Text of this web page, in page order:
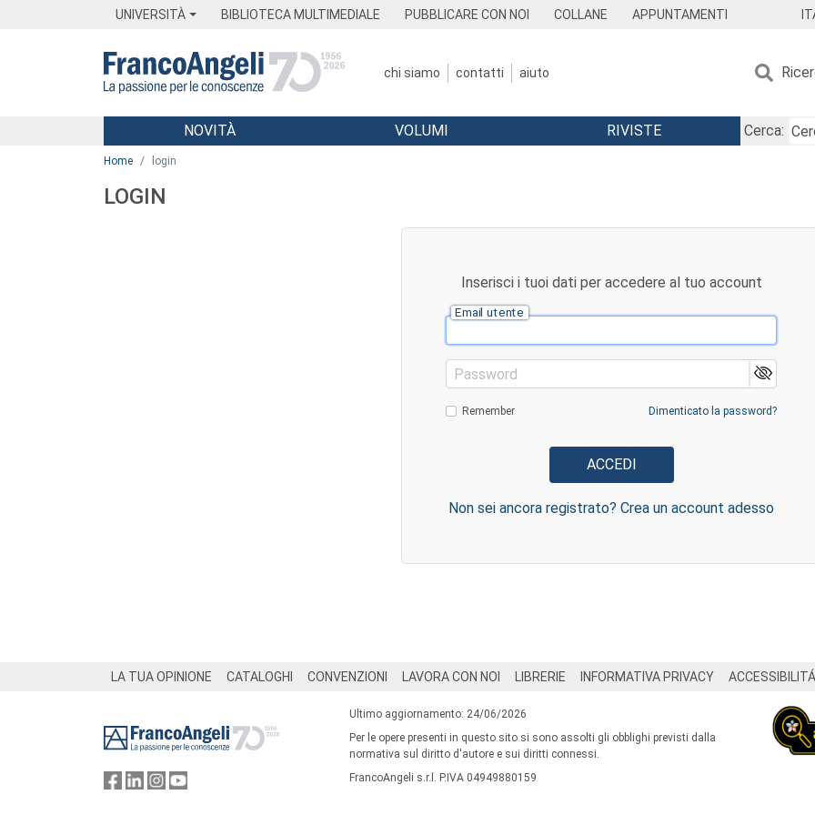
UNIVERSITÀ BIBLIOTECA MULTIMEDIALE PUBBLICARE CON NOI COLLANE APPUNTAMENTI
chi siamo contatti aiuto
Menu
NOVITÀ VOLUMI RIVISTE
Cerca:
Home login
LOGIN
Inserisci i tuoi dati per accedere al tuo account
Email utente
Password
Remember Dimenticato la password?
Non sei ancora registrato? Crea un account adesso
LA TUA OPINIONE CATALOGHI CONVENZIONI LAVORA CON NOI LIBRERIE INFORMATIVA PRIVACY ACCESSIBILITÁ
Ultimo aggiornamento: 24/06/2026
Per le opere presenti in questo sito si sono assolti gli obblighi previsti dalla
normativa sul diritto d'autore e sui diritti connessi.
FrancoAngeli s.r.l. P.IVA 04949880159